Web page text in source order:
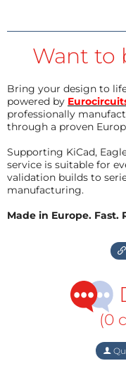
Want to
Bring your design to
powered by
professionally
through a proven
Supporting KiCad,
service is suitable for
validation builds to
manufacturing.
Made in Europe. Fast.
(0